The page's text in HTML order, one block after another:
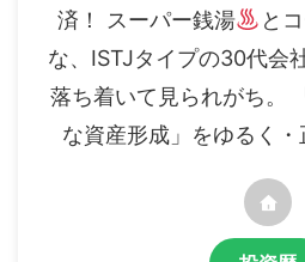
済！ スーパー銭湯
と
な、ISTJタイプの30代会
落ち着いて見られがち。
な資産形成」をゆるく